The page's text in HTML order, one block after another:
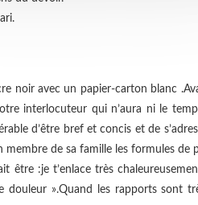
noir avec un papier-carton blanc
interlocuteur qui n’aura ni le
d’être bref et concis et de
membre de sa famille les formules
:je t’enlace très
douleur ».Quand les rapports sont